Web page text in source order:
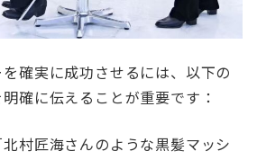
確実に成功させるには、以下の
確に伝えることが重要です：
北村匠海さんのような黒髪マッシ